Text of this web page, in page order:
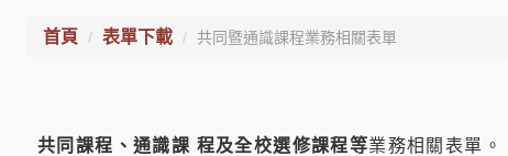
首頁 表單下載 共同暨通識課程業務相關表單
共同課程、通識課 程及全校選修課程等業務相關表單。